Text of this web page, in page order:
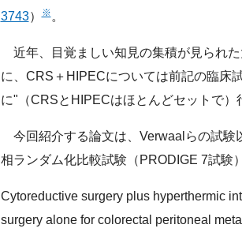
3743）※。
近年、目覚ましい知見の集積が見られ
に、CRS＋HIPECについては前記の臨床
に"（CRSとHIPECはほとんどセットで）
今回紹介する論文は、Verwaalらの試験
相ランダム化比較試験（PRODIGE 7試験
Cytoreductive surgery plus hyperthermic
surgery alone for colorectal peritoneal